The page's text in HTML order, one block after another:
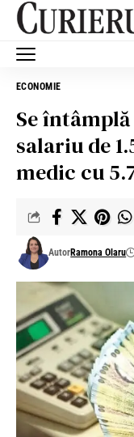
ECONOMIE
Se
salariu de
medic cu
AutorRamona Olaru